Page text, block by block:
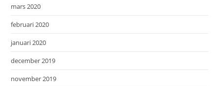
mars 2020
februari 2020
januari 2020
december 2019
november 2019